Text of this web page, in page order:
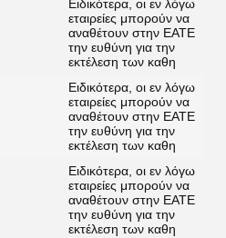
Ειδικότερα, οι εν λόγω
εταιρείες μπορούν να
αναθέτουν στην ΕΑΤΕ
την ευθύνη για την
εκτέλεση των καθη
Ειδικότερα, οι εν λόγω
εταιρείες μπορούν να
αναθέτουν στην ΕΑΤΕ
την ευθύνη για την
εκτέλεση των καθη
Ειδικότερα, οι εν λόγω
εταιρείες μπορούν να
αναθέτουν στην ΕΑΤΕ
την ευθύνη για την
εκτέλεση των καθη